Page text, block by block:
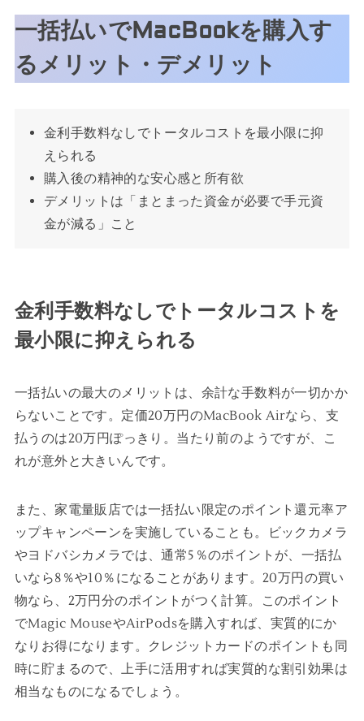
一括払いでMacBookを購入す
るメリット・デメリット
金利手数料なしでトータルコストを最小限に抑
えられる
購入後の精神的な安心感と所有欲
デメリットは「まとまった資金が必要で手元資
金が減る」こと
金利手数料なしでトータルコストを
最小限に抑えられる
一括払いの最大のメリットは、余計な手数料が一切かか
らないことです。定価20万円のMacBook Airなら、支
払うのは20万円ぽっきり。当たり前のようですが、こ
れが意外と大きいんです。
また、家電量販店では一括払い限定のポイント還元率ア
ップキャンペーンを実施していることも。ビックカメラ
やヨドバシカメラでは、通常5％のポイントが、一括払
いなら8％や10％になることがあります。20万円の買い
物なら、2万円分のポイントがつく計算。このポイント
でMagic MouseやAirPodsを購入すれば、実質的にか
なりお得になります。クレジットカードのポイントも同
時に貯まるので、上手に活用すれば実質的な割引効果は
相当なものになるでしょう。